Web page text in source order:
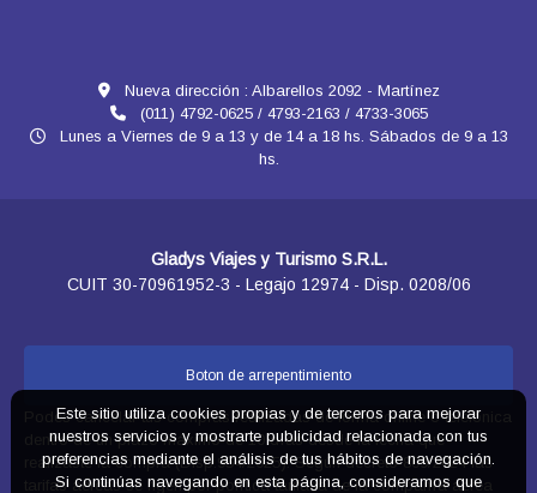
Nueva dirección : Albarellos 2092 - Martínez
(011) 4792-0625 / 4793-2163 / 4733-3065
Lunes a Viernes de 9 a 13 y de 14 a 18 hs. Sábados de 9 a 13
hs.
Gladys Viajes y Turismo S.R.L.
CUIT 30-70961952-3 - Legajo 12974 - Disp. 0208/06
Boton de arrepentimiento
Podés cancelar tus compras realizadas de forma online o telefonica
dentro de un plazo máximo de 10 días desde la fecha que
realizaste la compra (Disp.954/2025). Según decreto 809/2024 las
tarifas aéreas se rigen por política tarifaria de la compañía aérea
Este sitio utiliza cookies propias y de terceros para mejorar
nuestros servicios y mostrarte publicidad relacionada con tus
preferencias mediante el análisis de tus hábitos de navegación.
Si continúas navegando en esta página, consideramos que